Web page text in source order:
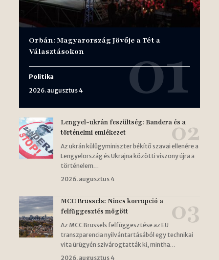
Orbán: Magyarország Jövője a Tét a
Választásokon
Politika
2026. augusztus 4
Lengyel-ukrán feszültség: Bandera és a
történelmi emlékezet
Az ukrán külügyminiszter békítő szavai ellenére a
Lengyelország és Ukrajna közötti viszony újra a
történelem…
2026. augusztus 4
MCC Brussels: Nincs korrupció a
felfüggesztés mögött
Az MCC Brussels felfüggesztése az EU
transzparencia nyilvántartásából egy technikai
vita ürügyén szivárogtatták ki, mintha…
2026. augusztus 4